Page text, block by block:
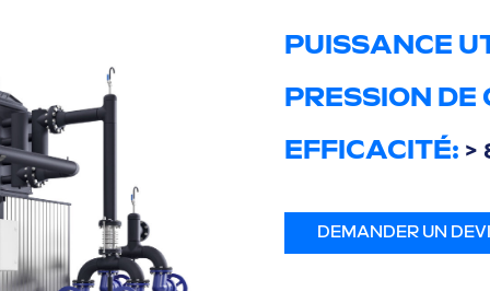
PUISSANCE
PRESSION
EFFICACITÉ: >
DEMANDER UN